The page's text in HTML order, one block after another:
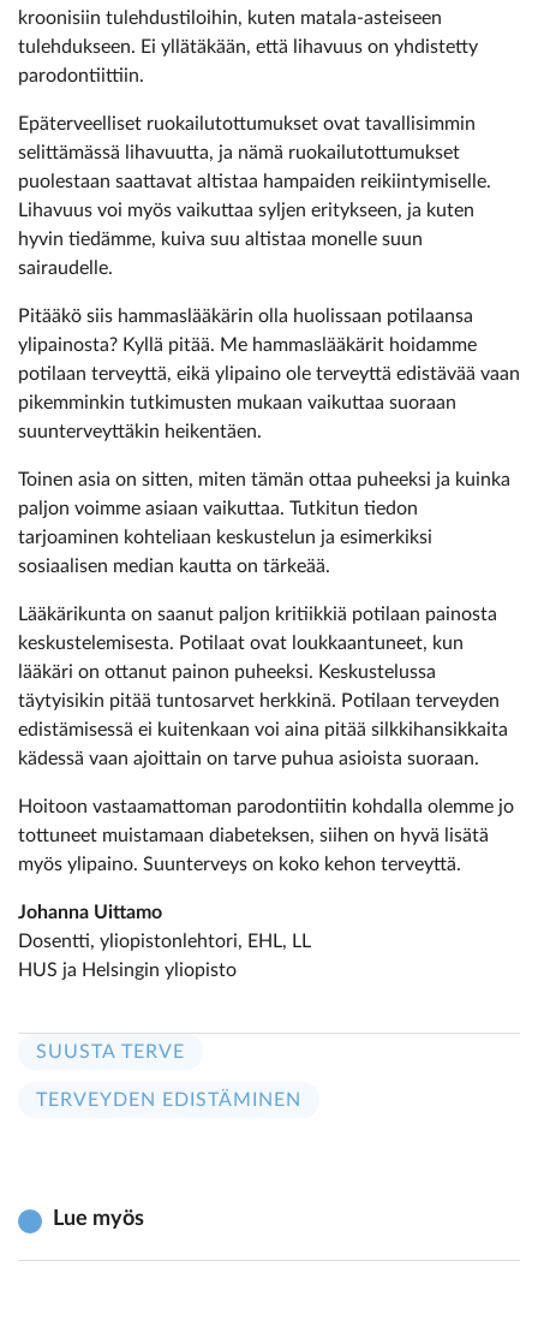
kroonisiin tulehdustiloihin, kuten matala-asteiseen
tulehdukseen. Ei yllätäkään, että lihavuus on yhdistetty
parodontiittiin.
Epäterveelliset ruokailutottumukset ovat tavallisimmin
selittämässä lihavuutta, ja nämä ruokailutottumukset
puolestaan saattavat altistaa hampaiden reikiintymiselle.
Lihavuus voi myös vaikuttaa syljen eritykseen, ja kuten
hyvin tiedämme, kuiva suu altistaa monelle suun
sairaudelle.
Pitääkö siis hammaslääkärin olla huolissaan potilaansa
ylipainosta? Kyllä pitää. Me hammaslääkärit hoidamme
potilaan terveyttä, eikä ylipaino ole terveyttä edistävää vaan
pikemminkin tutkimusten mukaan vaikuttaa suoraan
suunterveyttäkin heikentäen.
Toinen asia on sitten, miten tämän ottaa puheeksi ja kuinka
paljon voimme asiaan vaikuttaa. Tutkitun tiedon
tarjoaminen kohteliaan keskustelun ja esimerkiksi
sosiaalisen median kautta on tärkeää.
Lääkärikunta on saanut paljon kritiikkiä potilaan painosta
keskustelemisesta. Potilaat ovat loukkaantuneet, kun
lääkäri on ottanut painon puheeksi. Keskustelussa
täytyisikin pitää tuntosarvet herkkinä. Potilaan terveyden
edistämisessä ei kuitenkaan voi aina pitää silkkihansikkaita
kädessä vaan ajoittain on tarve puhua asioista suoraan.
Hoitoon vastaamattoman parodontiitin kohdalla olemme jo
tottuneet muistamaan diabeteksen, siihen on hyvä lisätä
myös ylipaino. Suunterveys on koko kehon terveyttä.
Johanna Uittamo
Dosentti, yliopistonlehtori, EHL, LL
HUS ja Helsingin yliopisto
SUUSTA TERVE
TERVEYDEN EDISTÄMINEN
Lue myös